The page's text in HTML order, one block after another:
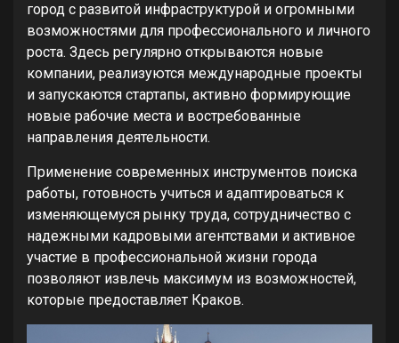
город с развитой инфраструктурой и огромными
возможностями для профессионального и личного
роста. Здесь регулярно открываются новые
компании, реализуются международные проекты
и запускаются стартапы, активно формирующие
новые рабочие места и востребованные
направления деятельности.
Применение современных инструментов поиска
работы, готовность учиться и адаптироваться к
изменяющемуся рынку труда, сотрудничество с
надежными кадровыми агентствами и активное
участие в профессиональной жизни города
позволяют извлечь максимум из возможностей,
которые предоставляет Краков.